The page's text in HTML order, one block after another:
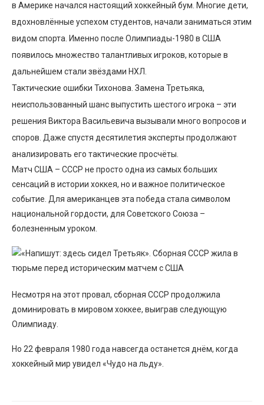
в Америке начался настоящий хоккейный бум. Многие дети,
вдохновлённые успехом студентов, начали заниматься этим
видом спорта. Именно после Олимпиады-1980 в США
появилось множество талантливых игроков, которые в
дальнейшем стали звёздами НХЛ.
Тактические ошибки Тихонова. Замена Третьяка,
неиспользованный шанс выпустить шестого игрока – эти
решения Виктора Васильевича вызывали много вопросов и
споров. Даже спустя десятилетия эксперты продолжают
анализировать его тактические просчёты.
Матч США – СССР не просто одна из самых больших
сенсаций в истории хоккея, но и важное политическое
событие. Для американцев эта победа стала символом
национальной гордости, для Советского Союза –
болезненным уроком.
Несмотря на этот провал, сборная СССР продолжила
доминировать в мировом хоккее, выиграв следующую
Олимпиаду.
Но 22 февраля 1980 года навсегда останется днём, когда
хоккейный мир увидел «Чудо на льду».